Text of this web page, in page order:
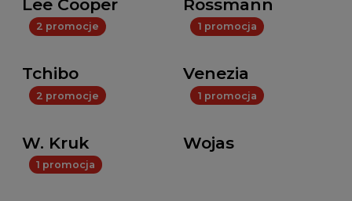
Lee Cooper Rossmann
2 promocje
Tchibo
1 promocja
Venezia
2 promocje
W. Kruk
1 promocja
Wojas
1 promocja